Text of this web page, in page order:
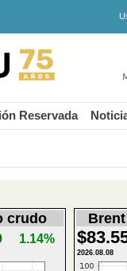
Reservada
crudo
1.14%
2026.08.08